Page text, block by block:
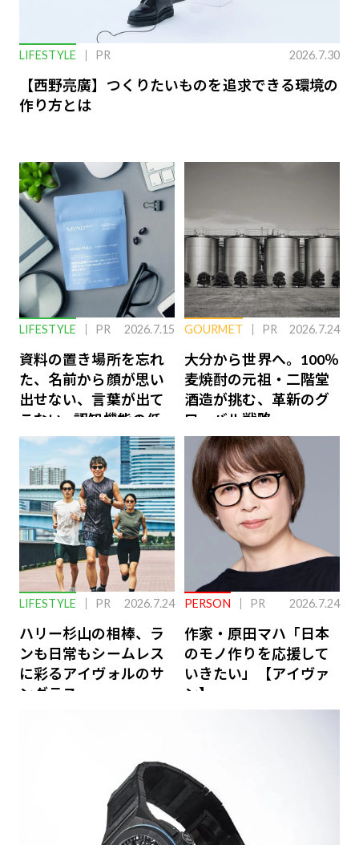
LIFESTYLE PR 2026.7.30
【西野亮廣】つくりたいものを追求できる環境の
作り方とは
LIFESTYLE PR 2026.7.15
資料の置き場所を忘れ
た、名前から顔が思い
出せない、言葉が出て
こない…認知機能の低
下を救う、脳のインナ
ーケアとは
GOURMET PR 2026.7.24
大分から世界へ。100％
麦焼酎の元祖・二階堂
酒造が挑む、革新のグ
ローバル戦略
LIFESTYLE PR 2026.7.24
ハリー杉山の相棒、ラ
ンも日常もシームレス
に彩るアイヴォルのサ
ングラス
PERSON PR 2026.7.24
作家・原田マハ「日本
のモノ作りを応援して
いきたい」【アイヴァ
ン】